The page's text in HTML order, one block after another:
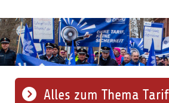
Alles zum Thema Tarif